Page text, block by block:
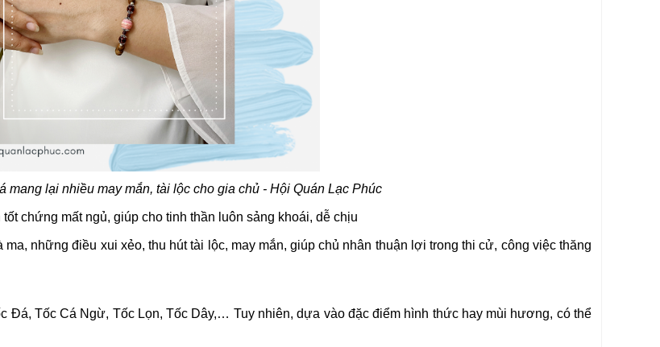
mang lại nhiều may mắn, tài lộc cho gia chủ - Hội Quán Lạc Phúc
chứng mất ngủ, giúp cho tinh thần luôn sảng khoái, dễ chịu
những điều xui xẻo, thu hút tài lộc, may mắn, giúp chủ nhân thuận lợi trong thi cử, công việc thăng
Đá, Tốc Cá Ngừ, Tốc Lọn, Tốc Dây,… Tuy nhiên, dựa vào đặc điểm hình thức hay mùi hương, có thể